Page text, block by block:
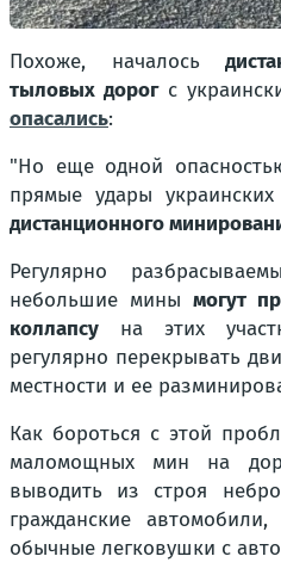
Похоже, началось
тыловых дорогс
опасались:
"Но еще одной
прямые удары
дистанционного
Регулярно
небольшие мины могут
коллапсу на этих
регулярно перекрывать
местности и ее
Как бороться с этой
маломощных мин на
выводить из строя
гражданские
обычные легковушки с